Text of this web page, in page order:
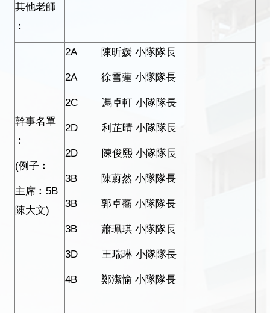
其他老師
︰
幹事名單
︰
(例子︰
主席︰5B
陳大文)
2A 陳昕媛 小隊隊長
2A 徐雪蓮 小隊隊長
2C 馮卓軒 小隊隊長
2D 利芷晴 小隊隊長
2D 陳俊熙 小隊隊長
3B 陳蔚然 小隊隊長
3B 郭卓蕎 小隊隊長
3B 蕭珮琪 小隊隊長
3D 王瑞琳 小隊隊長
4B 鄭潔愉 小隊隊長